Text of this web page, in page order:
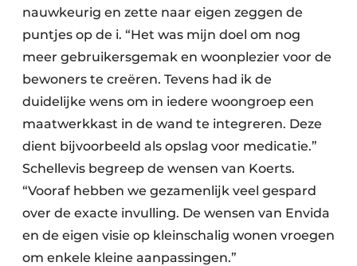
nauwkeurig en zette naar eigen zeggen de
puntjes op de i. “Het was mijn doel om nog
meer gebruikersgemak en woonplezier voor de
bewoners te creëren. Tevens had ik de
duidelijke wens om in iedere woongroep een
maatwerkkast in de wand te integreren. Deze
dient bijvoorbeeld als opslag voor medicatie.”
Schellevis begreep de wensen van Koerts.
“Vooraf hebben we gezamenlijk veel gespard
over de exacte invulling. De wensen van Envida
en de eigen visie op kleinschalig wonen vroegen
om enkele kleine aanpassingen.”